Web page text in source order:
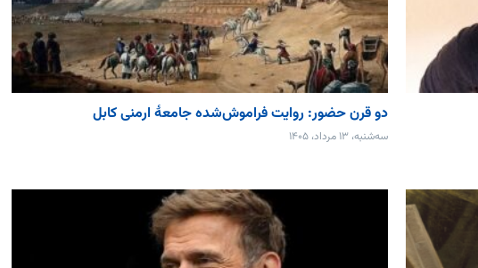
دو قرن حضور: روایت فراموش‌شده جامعۀ ارمنی کابل
سه‌شنبه، ۱۳ مرداد، ۱۴۰۵